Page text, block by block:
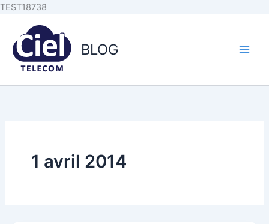
TEST18738
contenu
principal
Aller
contenu
BLOG
1 avril 2014